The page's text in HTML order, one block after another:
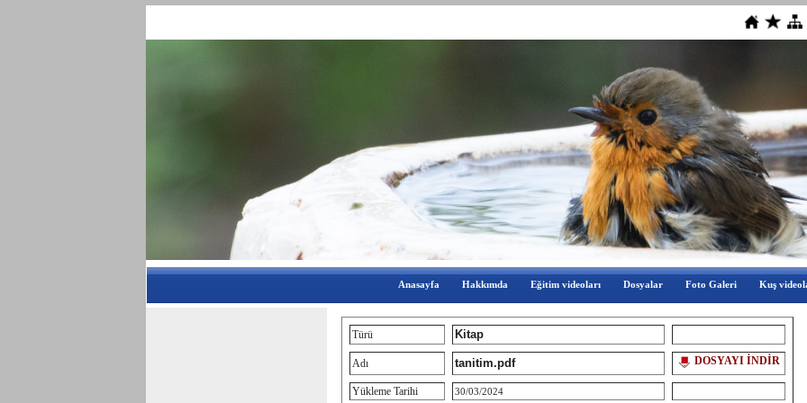
Anasayfa Hakkımda Eğitim videoları Dosyalar Foto Galeri Kuş
Türü Kitap
Adı tanitim.pdf DOSYAYI İNDİR
Yükleme Tarihi 30/03/2024